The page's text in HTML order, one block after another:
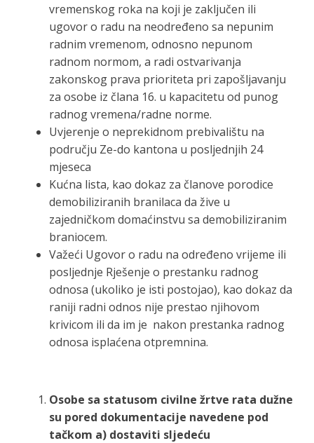
vremenskog roka na koji je zaključen ili
ugovor o radu na neodređeno sa nepunim
radnim vremenom, odnosno nepunom
radnom normom, a radi ostvarivanja
zakonskog prava prioriteta pri zapošljavanju
za osobe iz člana 16. u kapacitetu od punog
radnog vremena/radne norme.
Uvjerenje o neprekidnom prebivalištu na
području Ze-do kantona u posljednjih 24
mjeseca
Kućna lista, kao dokaz za članove porodice
demobiliziranih branilaca da žive u
zajedničkom domaćinstvu sa demobiliziranim
braniocem.
Važeći Ugovor o radu na određeno vrijeme ili
posljednje Rješenje o prestanku radnog
odnosa (ukoliko je isti postojao), kao dokaz da
raniji radni odnos nije prestao njihovom
krivicom ili da im je nakon prestanka radnog
odnosa isplaćena otpremnina.
Osobe sa statusom civilne žrtve rata dužne
su pored dokumentacije navedene pod
tačkom a) dostaviti sljedeću